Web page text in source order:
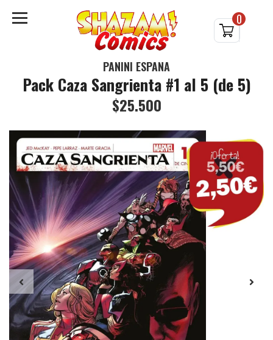
0
PANINI ESPAÑA
Pack Caza Sangrienta #1 al 5 (de 5)
$25.500